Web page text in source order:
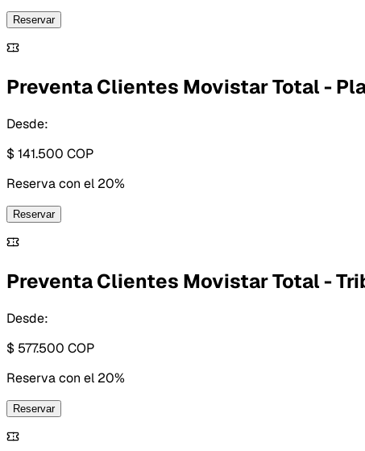
Reservar
Preventa Clientes Movistar Total -
Desde:
$ 141.500 COP
Reserva con el 20%
Reservar
Preventa Clientes Movistar Total -
Desde:
$ 577.500 COP
Reserva con el 20%
Reservar